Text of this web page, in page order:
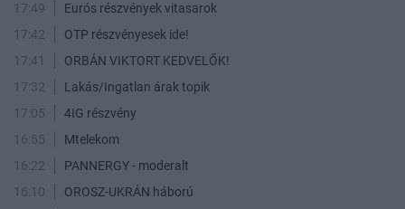
17:49
Eurós részvények vitasarok
17:42
OTP részvényesek ide!
17:41
ORBÁN VIKTORT KEDVELŐK!
17:32
Lakás/Ingatlan árak topik
17:05
4IG részvény
16:55
Mtelekom
16:22
PANNERGY - moderalt
16:10
OROSZ-UKRÁN háború